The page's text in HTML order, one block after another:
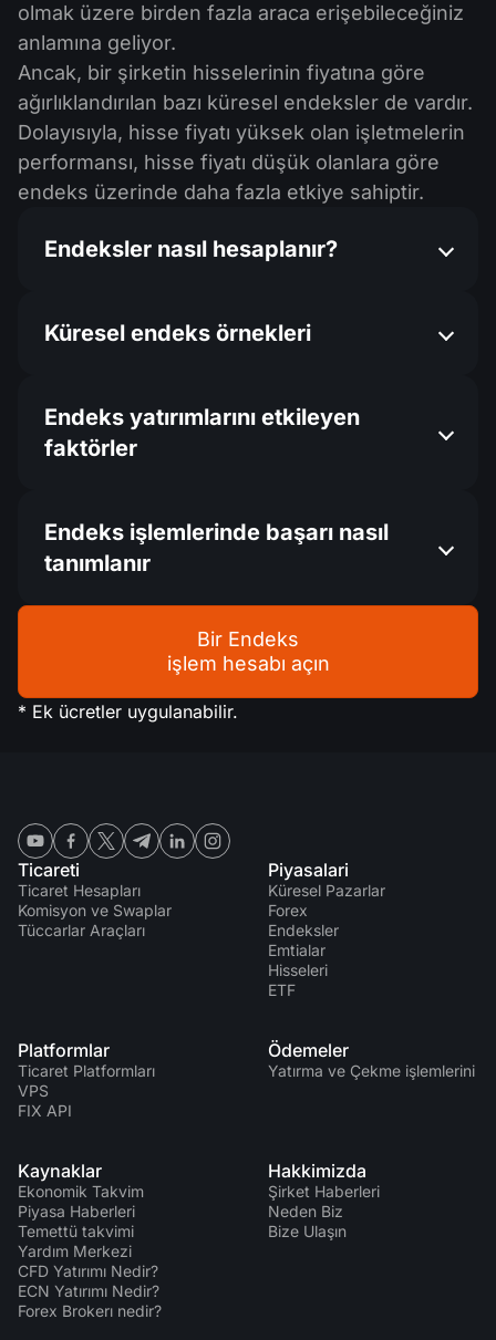
olmak üzere birden fazla araca erişebileceğiniz
anlamına geliyor.
Ancak, bir şirketin hisselerinin fiyatına göre
ağırlıklandırılan bazı küresel endeksler de vardır.
Dolayısıyla, hisse fiyatı yüksek olan işletmelerin
performansı, hisse fiyatı düşük olanlara göre
endeks üzerinde daha fazla etkiye sahiptir.
Endeksler nasıl hesaplanır?
Küresel endeks örnekleri
Endeks yatırımlarını etkileyen
faktörler
Endeks işlemlerinde başarı nasıl
tanımlanır
Bir Endeks
işlem hesabı açın
* Ek ücretler uygulanabilir.
Ticareti
Ticaret Hesapları
Komisyon ve Swaplar
Tüccarlar Araçları
Piyasalari
Küresel Pazarlar
Forex
Endeksler
Emtialar
Hisseleri
ETF
Platformlar
Ticaret Platformları
VPS
FIX API
Ödemeler
Yatırma ve Çekme işlemlerini
Kaynaklar
Ekonomik Takvim
Piyasa Haberleri
Temettü takvimi
Yardım Merkezi
CFD Yatırımı Nedir?
ECN Yatırımı Nedir?
Forex Brokerı nedir?
Hakkimizda
Şirket Haberleri
Neden Biz
Bize Ulaşın